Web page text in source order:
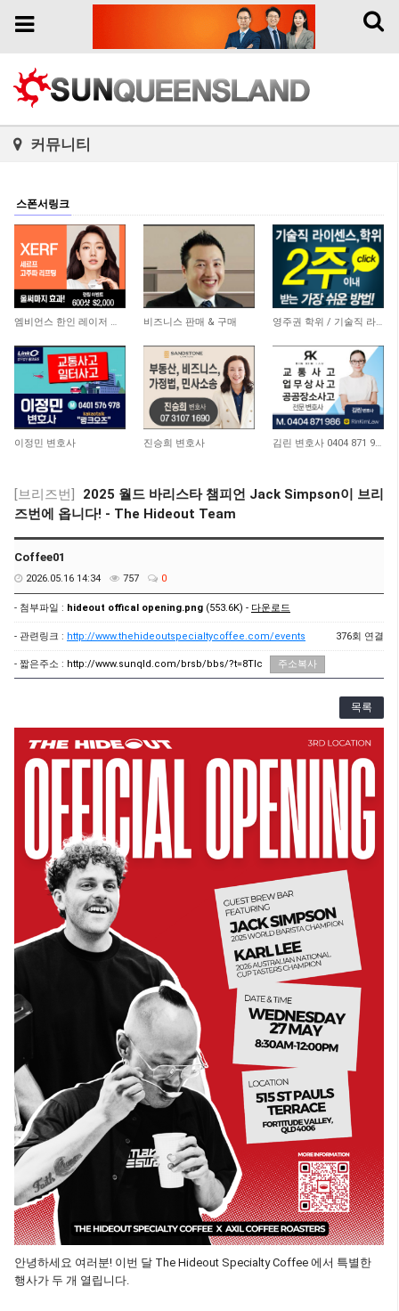
Toggle
Toggle
커뮤니티
스폰서링크
3,774 엠비언스 한인 레이저 클리닉 5,861
비즈니스 판매 & 구매 20,758 영주권 학위 / 기술직 라이센스 최소2주안에 받기! (요리, 페인팅, 용접, 차일드케어 등…
10,972
이정민 변호사 10,726
진승희 변호사 12,931 김린 변호사 0404 871 986
[브리즈번]
2025 월드 바리스타 챔피언 Jack Simpson이 브리
즈번에 옵니다! - The Hideout Team
Coffee01
2026.05.16 14:34 757 0
- 첨부파일 : hideout offical opening.png (553.6K) - 다운로드
- 관련링크 : http://www.thehideoutspecialtycoffee.com/events 376회 연결
- 짧은주소 : http://www.sunqld.com/brsb/bbs/?t=8TIc 주소복사
목록
안녕하세요 여러분! 이번 달 The Hideout Specialty Coffee 에서 특별한
행사가 두 개 열립니다.